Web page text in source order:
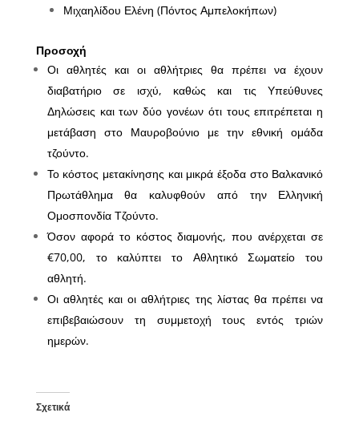
Μιχαηλίδου Ελένη (Πόντος Αμπελοκήπων)
Προσοχή
Οι αθλητές και οι αθλήτριες θα πρέπει να έχουν
διαβατήριο σε ισχύ, καθώς και τις Υπεύθυνες
Δηλώσεις και των δύο γονέων ότι τους επιτρέπεται η
μετάβαση στο Μαυροβούνιο με την εθνική ομάδα
τζούντο.
Το κόστος μετακίνησης και μικρά έξοδα στο Βαλκανικό
Πρωτάθλημα θα καλυφθούν από την Ελληνική
Ομοσπονδία Τζούντο.
Όσον αφορά το κόστος διαμονής, που ανέρχεται σε
€70,00, το καλύπτει το Αθλητικό Σωματείο του
αθλητή.
Οι αθλητές και οι αθλήτριες της λίστας θα πρέπει να
επιβεβαιώσουν τη συμμετοχή τους εντός τριών
ημερών.
Σχετικά